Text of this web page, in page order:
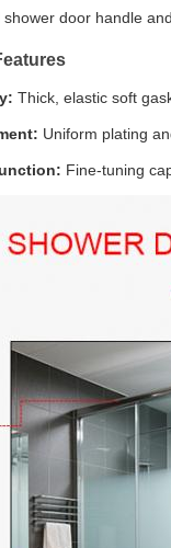
door handle
Thick, elastic soft
Uniform plating
Fine-tuning